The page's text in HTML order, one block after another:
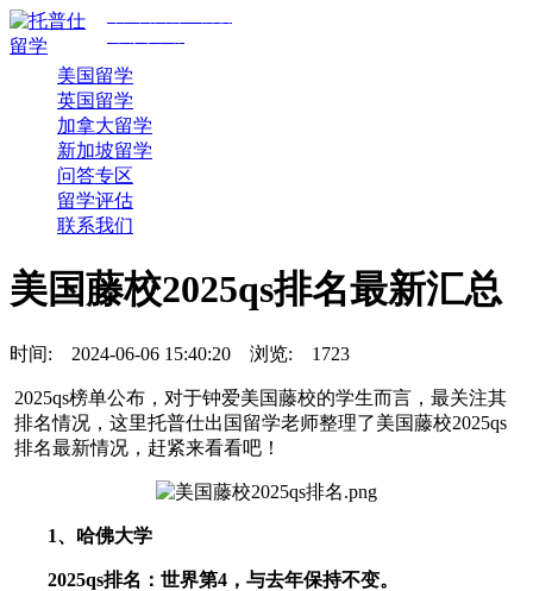
美国留学
英国留学
加拿大留学
新加坡留学
问答专区
留学评估
联系我们
美国藤校2025qs排名最新汇总
时间: 2024-06-06 15:40:20 浏览: 1723
2025qs榜单公布，对于钟爱美国藤校的学生而言，最关注其
排名情况，这里托普仕出国留学老师整理了美国藤校2025qs
排名最新情况，赶紧来看看吧！
1、哈佛大学
2025qs排名：世界第4，与去年保持不变。